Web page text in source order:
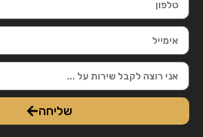
שליחה